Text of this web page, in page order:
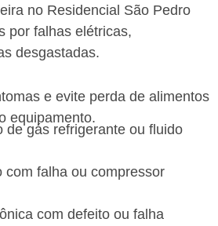
no Residencial São Pedro
por falhas elétricas,
desgastadas.
e evite perda de alimentos
equipamento.
de gás refrigerante ou fluido
com falha ou compressor
com defeito ou falha